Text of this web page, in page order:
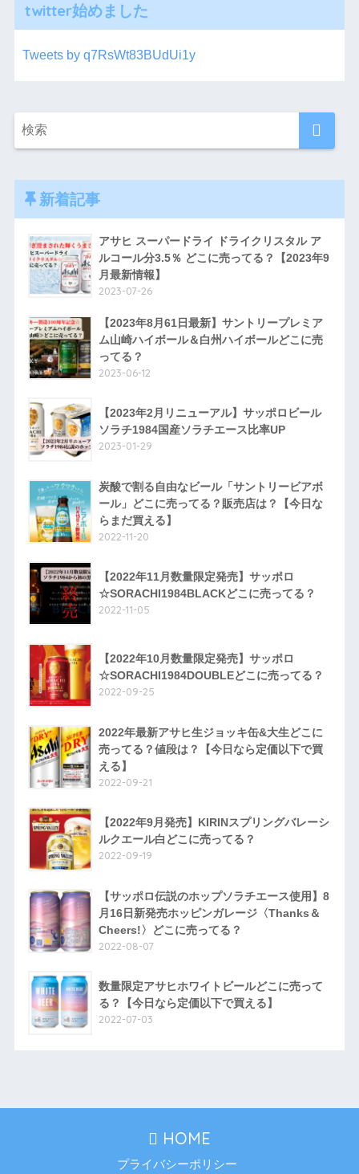
twitter始めました
Tweets by q7RsWt83BUdUi1y
新着記事
アサヒ スーパードライ ドライクリスタル ア
ルコール分3.5％ どこに売ってる？【2023年9
月最新情報】
2023-07-26
【2023年8月61日最新】サントリープレミア
ム山崎ハイボール＆白州ハイボールどこに売
ってる？
2023-06-12
【2023年2月リニューアル】サッポロビール
ソラチ1984国産ソラチエース比率UP
2023-01-29
炭酸で割る自由なビール「サントリービアボ
ール」どこに売ってる？販売店は？【今日な
らまだ買える】
2022-11-20
【2022年11月数量限定発売】サッポロ
☆SORACHI1984BLACKどこに売ってる？
2022-11-05
【2022年10月数量限定発売】サッポロ
☆SORACHI1984DOUBLEどこに売ってる？
2022-09-25
2022年最新アサヒ生ジョッキ缶&大生どこに
売ってる？値段は？【今日なら定価以下で買
える】
2022-09-21
【2022年9月発売】KIRINスプリングバレーシ
ルクエール白どこに売ってる？
2022-09-19
【サッポロ伝説のホップソラチエース使用】8
月16日新発売ホッピンガレージ〈Thanks＆
Cheers!〉どこに売ってる？
2022-08-07
数量限定アサヒホワイトビールどこに売って
る？【今日なら定価以下で買える】
2022-07-03
HOME
プライバシーポリシー